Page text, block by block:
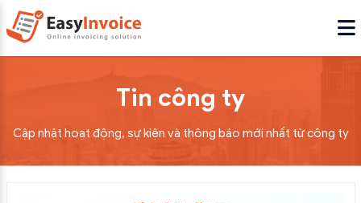
Tin công ty
Cập nhật hoạt động, sự kiện và thông báo mới nhất từ công ty